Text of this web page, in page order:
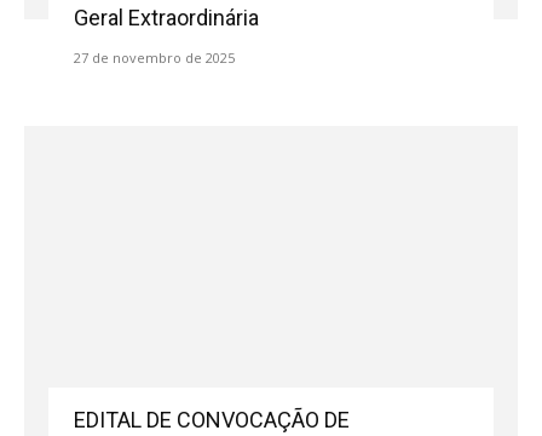
Geral Extraordinária
27 de novembro de 2025
EDITAL DE CONVOCAÇÃO DE